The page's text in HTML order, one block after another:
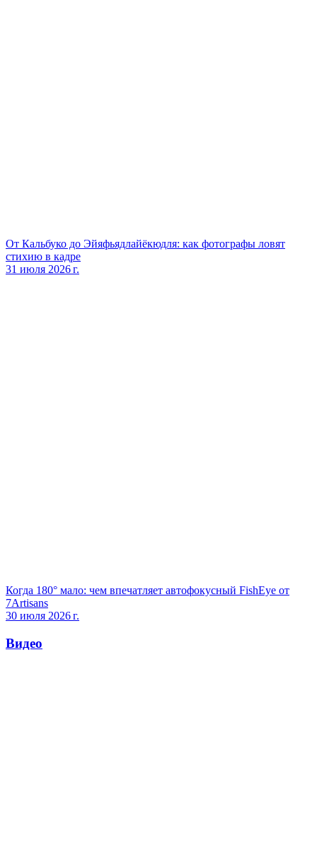
От Кальбуко до Эйяфьядлайёкюдля: как фотографы ловят
стихию в кадре
31 июля 2026 г.
Когда 180° мало: чем впечатляет автофокусный FishEye от
7Artisans
30 июля 2026 г.
Видео